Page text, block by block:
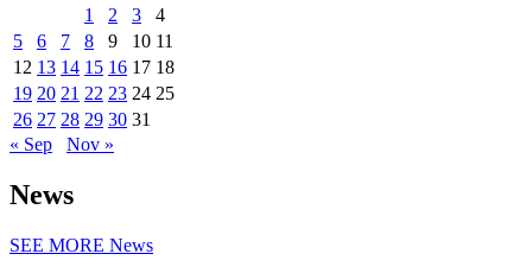
1
2 3
4
5
6 7 8 9 10 11
12 13 14 15 16 17 18
19 20 21 22 23 24 25
26 27 28 29 30 31
« Sep
Nov »
News
SEE MORE News